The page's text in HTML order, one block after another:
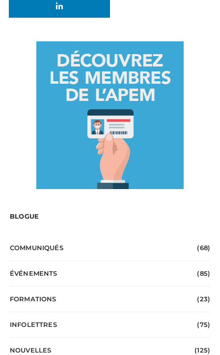
BLOGUE
COMMUNIQUÉS (68)
ÉVÉNEMENTS (85)
FORMATIONS (23)
INFOLETTRES (75)
NOUVELLES (125)